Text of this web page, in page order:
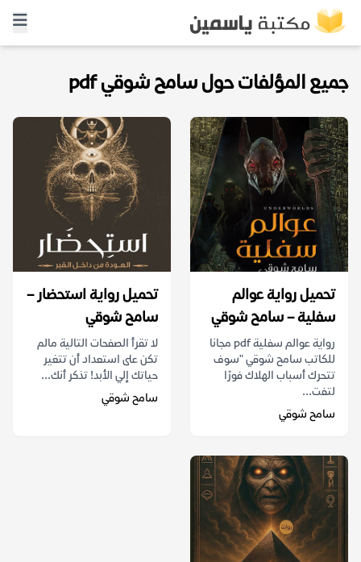
جميع المؤلفات حول سامح شوقي pdf
تحميل رواية عوالم
سفلية – سامح شوقي
رواية عوالم سفلية pdf مجانا
للكاتب سامح شوقي "سوف
تتحرك أسباب الهلاك فورًا
لتفت...
سامح شوقي
تحميل رواية استحضار –
سامح شوقي
لا تقرأ الصفحات التالية مالم
تكن على استعداد أن تتغير
حياتك إلي الأبد! تذكر أنك...
سامح شوقي